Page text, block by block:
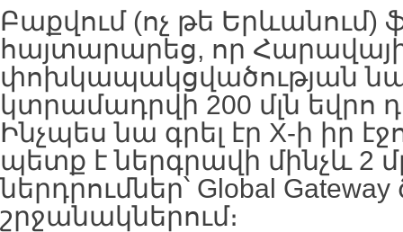
Բաքվում (ոչ թե Երևանում)
հայտարարեց, որ
փոխկապակցվածության
կտրամադրվի 200 մլն եվրո
Ինչպես նա գրել էր X-ի իր
պետք է ներգրավի մինչև 2
ներդրումներ՝ Global
շրջանակներում։